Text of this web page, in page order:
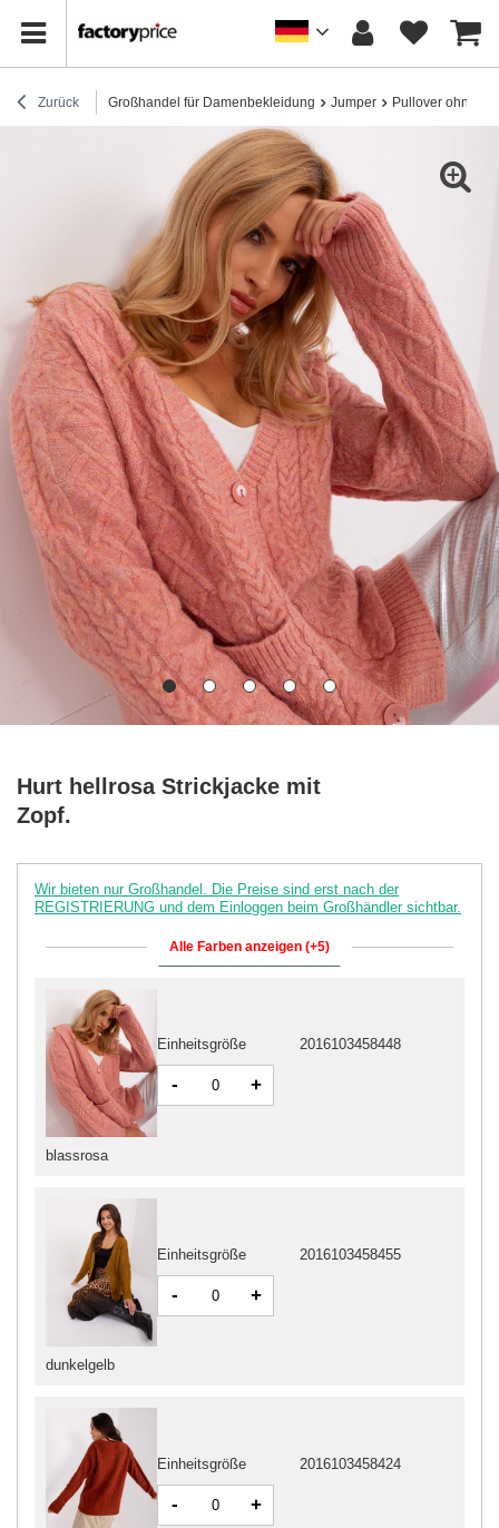
Zurück Großhandel für Damenbekleidung Jumper Pullover ohne
Hurt hellrosa Strickjacke mit
Zopf.
Wir bieten nur Großhandel. Die Preise sind erst nach der
REGISTRIERUNG und dem Einloggen beim Großhändler sichtbar.
Alle Farben anzeigen (+5)
dunkelgelb
Einheitsgröße 2016103458455
- +
Einheitsgröße 2016103458424
- +
blassrosa
Einheitsgröße 2016103458448
- +